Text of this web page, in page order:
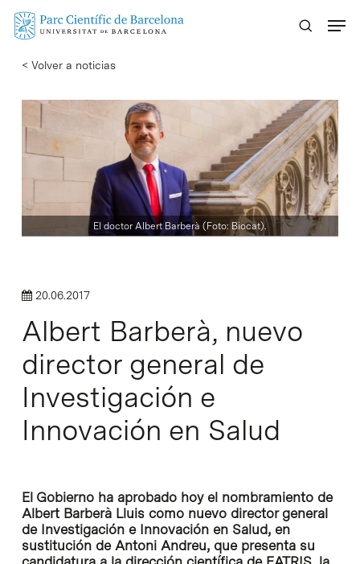
Skip
content
< Volver a noticias
El doctor Albert Barberà (Foto: Biocat).
20.06.2017
Albert Barberà, nuevo
director general de
Investigación e
Innovación en Salud
El Gobierno ha aprobado hoy el nombramiento de
Albert Barberà Lluis como nuevo director general
de Investigación e Innovación en Salud, en
sustitución de Antoni Andreu, que presenta su